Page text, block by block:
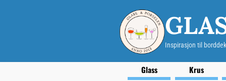
Inspirasjon til
Glass Krus